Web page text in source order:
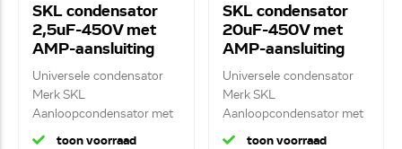
SKL condensator
2,5uF-450V met
AMP-aansluiting
Universele condensator
Merk SKL
Aanloopcondensator met
ste...
toon voorraad
SKL condensator
20uF-450V met
AMP-aansluiting
Universele condensator
Merk SKL
Aanloopcondensator met
ste...
toon voorraad